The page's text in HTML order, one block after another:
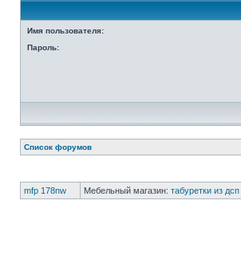
Имя пользователя:
Пароль:
Список форумов
mfp 178nw Мебельный магазин: табуретки из дсп